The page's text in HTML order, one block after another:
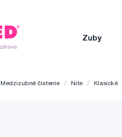
Zuby
Medzizubné čistenie Nite Klasické